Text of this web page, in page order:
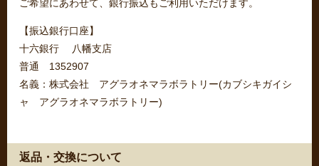
ご希望にあわせて、銀行振込もご利用いただけます。
【振込銀行口座】
十六銀行 八幡支店
普通 1352907
名義：株式会社 アグラオネマラボラトリー(カブシキガイシ
ャ アグラオネマラボラトリー)
返品・交換について